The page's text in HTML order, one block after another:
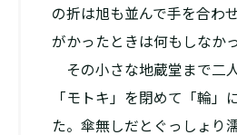
の折は旭も並んで手を合わ
がかったときは何もしなかっ
その小さな地蔵堂まで二
「モトキ」を閉めて「輪」
た。傘無しだとぐっしょり